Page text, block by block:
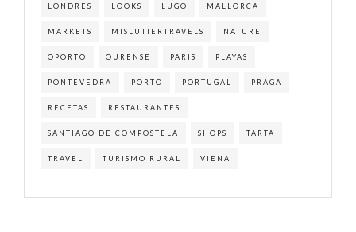
LONDRES LOOKS LUGO MALLORCA
MARKETS MISLUTIERTRAVELS NATURE
OPORTO OURENSE PARIS PLAYAS
PONTEVEDRA PORTO PORTUGAL PRAGA
RECETAS RESTAURANTES
SANTIAGO DE COMPOSTELA SHOPS TARTA
TRAVEL TURISMO RURAL VIENA